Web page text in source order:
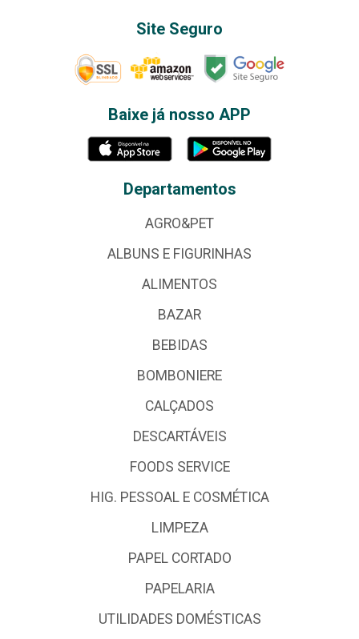
Site Seguro
Baixe já nosso APP
Departamentos
AGRO&PET
ALBUNS E FIGURINHAS
ALIMENTOS
BAZAR
BEBIDAS
BOMBONIERE
CALÇADOS
DESCARTÁVEIS
FOODS SERVICE
HIG. PESSOAL E COSMÉTICA
LIMPEZA
PAPEL CORTADO
PAPELARIA
UTILIDADES DOMÉSTICAS